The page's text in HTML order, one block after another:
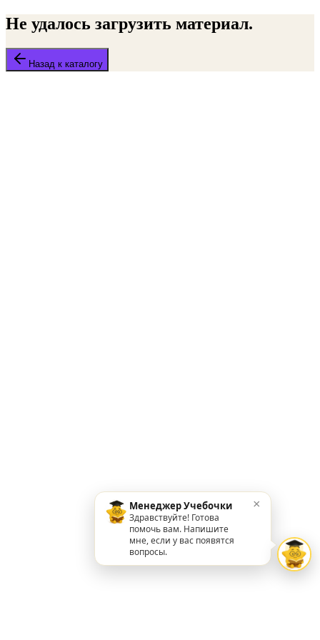
Не удалось загрузить материал.
Назад к каталогу
Менеджер Учебочки
Здравствуйте! Готова
помочь вам. Напишите
мне, если у вас появятся
вопросы.
×